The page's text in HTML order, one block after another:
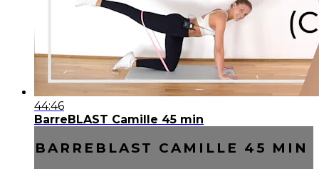
44:46
BarreBLAST Camille 45 min
BARREBLAST CAMILLE 45 MIN